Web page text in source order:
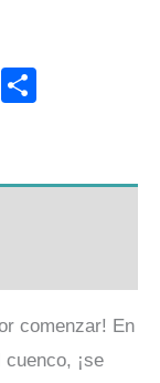
Copy
comenzar! En
¡se